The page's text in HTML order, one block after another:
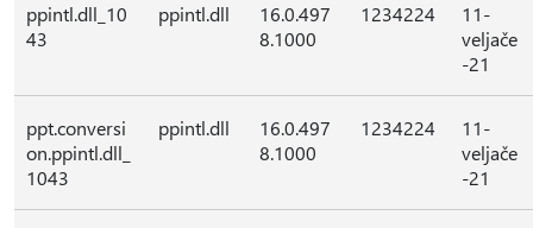
ppintl.dll_10
43
ppintl.dll
16.0.497
8.1000
1234224
11-
veljače
-21
ppt.conversi
on.ppintl.dll_
1043
ppintl.dll
16.0.497
8.1000
1234224
11-
veljače
-21